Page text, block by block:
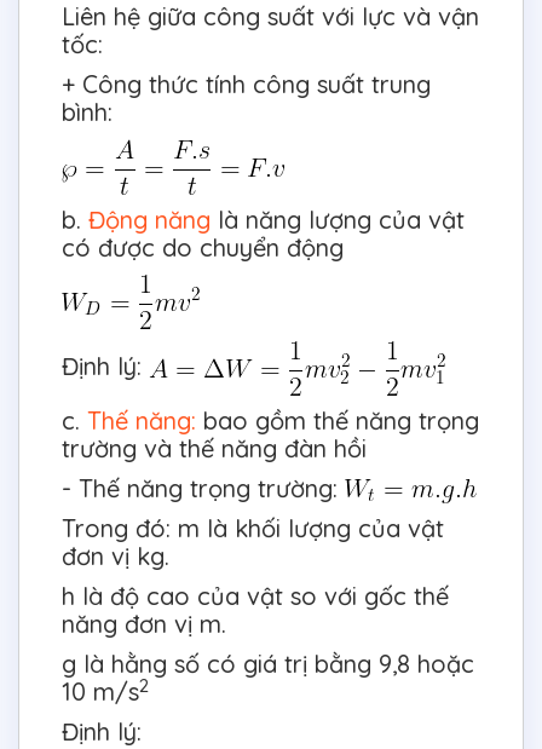
Liên hệ giữa công suất với lực và vận
tốc:
+ Công thức tính công suất trung
bình:
b. Động năng là năng lượng của vật
có được do chuyển động
Định lý:
c. Thế năng: bao gồm thế năng trọng
trường và thế năng đàn hồi
- Thế năng trọng trường:
Trong đó: m là khối lượng của vật
đơn vị kg.
h là độ cao của vật so với gốc thế
năng đơn vị m.
g là hằng số có giá trị bằng 9,8 hoặc
10 m/s2
Định lý: